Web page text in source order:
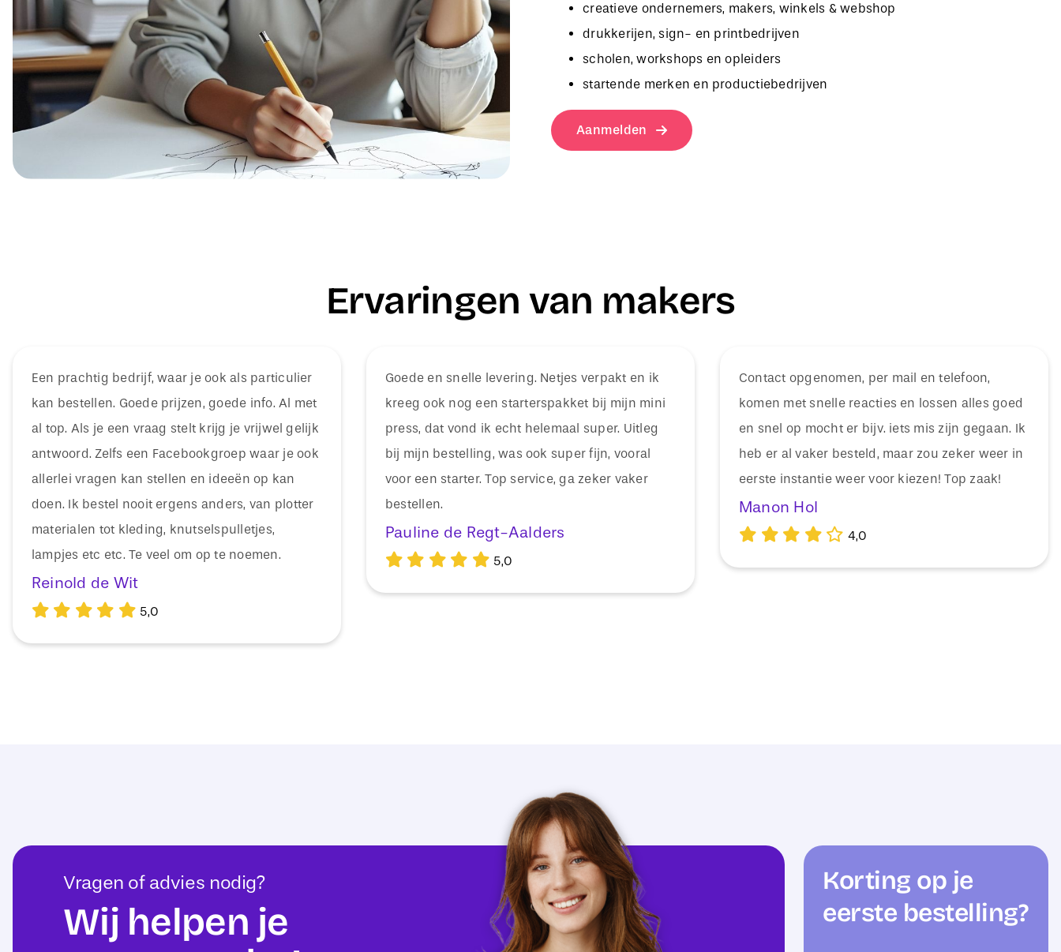
creatieve ondernemers, makers, winkels & webshop
drukkerijen, sign- en printbedrijven
scholen, workshops en opleiders
startende merken en productiebedrijven
Aanmelden
Ervaringen van makers
Een prachtig bedrijf, waar je ook als particulier
kan bestellen. Goede prijzen, goede info. Al met
al top. Als je een vraag stelt krijg je vrijwel gelijk
antwoord. Zelfs een Facebookgroep waar je ook
allerlei vragen kan stellen en ideeën op kan
doen. Ik bestel nooit ergens anders, van plotter
materialen tot kleding, knutselspulletjes,
lampjes etc etc. Te veel om op te noemen.
Reinold de Wit
5,0
Goede en snelle levering. Netjes verpakt en ik
kreeg ook nog een starterspakket bij mijn mini
press, dat vond ik echt helemaal super. Uitleg
bij mijn bestelling, was ook super fijn, vooral
voor een starter. Top service, ga zeker vaker
bestellen.
Pauline de Regt-Aalders
5,0
Contact opgenomen, per mail en telefoon,
komen met snelle reacties en lossen alles goed
en snel op mocht er bijv. iets mis zijn gegaan. Ik
heb er al vaker besteld, maar zou zeker weer in
eerste instantie weer voor kiezen! Top zaak!
Manon Hol
4,0
Vragen of advies nodig?
Wij helpen je
Korting op je
eerste bestelling?